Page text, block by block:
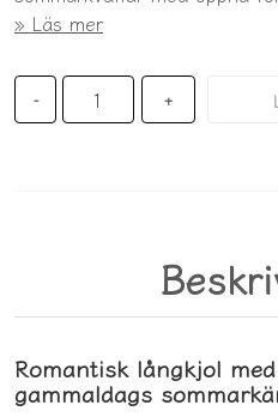
Läs mer
- +
Romantisk långkjol
gammaldags